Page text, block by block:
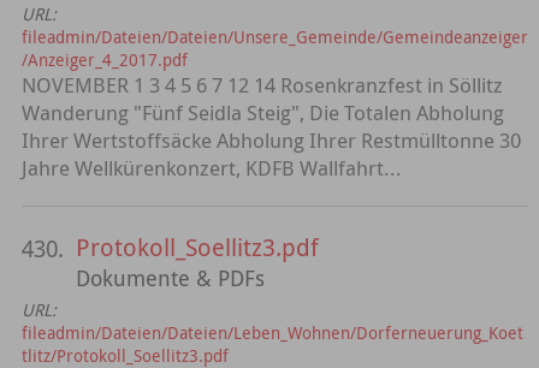
URL:
fileadmin/Dateien/Dateien/Unsere_Gemeinde/Gemeindeanzeiger
/Anzeiger_4_2017.pdf
NOVEMBER 1 3 4 5 6 7 12 14 Rosenkranzfest in Söllitz
Wanderung "Fünf Seidla Steig", Die Totalen Abholung
Ihrer Wertstoffsäcke Abholung Ihrer Restmülltonne 30
Jahre Wellkürenkonzert, KDFB Wallfahrt...
430. Protokoll_Soellitz3.pdf
Dokumente & PDFs
URL:
fileadmin/Dateien/Dateien/Leben_Wohnen/Dorferneuerung_Koet
tlitz/Protokoll_Soellitz3.pdf